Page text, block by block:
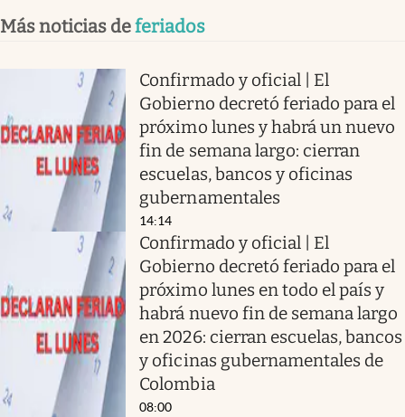
Más noticias deferiados
Confirmado y oficial | El
Gobierno decretó feriado para el
próximo lunes y habrá un nuevo
fin de semana largo: cierran
escuelas, bancos y oficinas
gubernamentales
14:14
Confirmado y oficial | El
Gobierno decretó feriado para el
próximo lunes en todo el país y
habrá nuevo fin de semana largo
en 2026: cierran escuelas, bancos
y oficinas gubernamentales de
Colombia
08:00